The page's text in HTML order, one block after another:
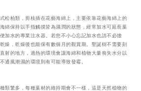
松柏類，剪枝插在花藝海綿上，主要依靠花藝海綿上的
綿保持以手指觸摸皆為濕潤的狀態，經常加水可延長葉
加水的專業注水器。若您不小心忘記加水也請不必擔
燥，乾燥後也能保有數個月的觀賞期。聖誕樹不需要刻
射的地方，過熱的環境會讓海綿和植物大量喪失水分以
通風潮濕的環境則有可能導致發霉。
類繁多，每種葉材的維持期會不一樣，這是天然植物的